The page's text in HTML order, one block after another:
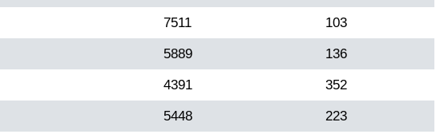
7511 103
5889 136
4391 352
5448 223